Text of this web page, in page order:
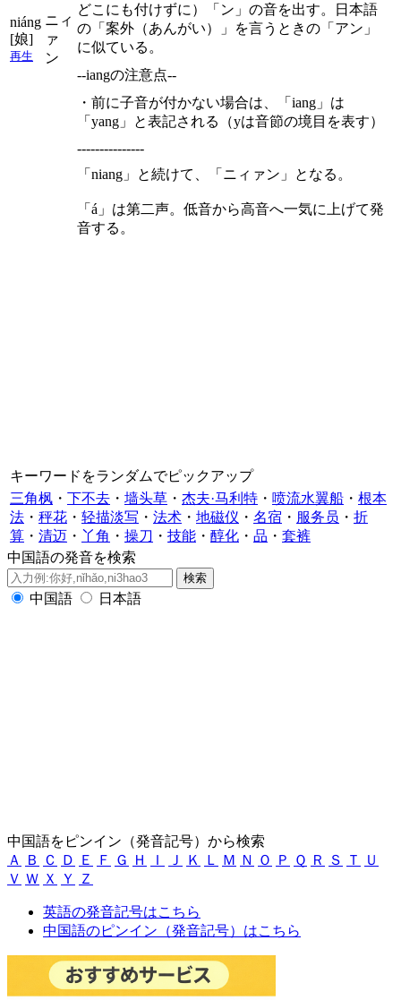
niáng
[娘]
再生
ニィ
ァ
ン
どこにも付けずに）「ン」の音を出す。日本語
の「案外（あんがい）」を言うときの「アン」
に似ている。
--iangの注意点--
・前に子音が付かない場合は、「iang」は
「yang」と表記される（yは音節の境目を表す）
---------------
「niang」と続けて、「ニィァン」となる。
「á」は第二声。低音から高音へ一気に上げて発
音する。
キーワードをランダムでピックアップ
三角枫 ・ 下不去 ・ 墙头草 ・ 杰夫·马利特 ・ 喷流水翼船 ・ 根本
法 ・ 秤花 ・ 轻描淡写 ・ 法术 ・ 地磁仪 ・ 名宿 ・ 服务员 ・ 折
算 ・ 清迈 ・ 丫角 ・ 操刀 ・ 技能 ・ 醇化 ・ 品 ・ 套裤
中国語の発音を検索
中国語 日本語
中国語をピンイン（発音記号）から検索
Ａ
Ｂ Ｃ Ｄ Ｅ Ｆ Ｇ Ｈ Ｉ Ｊ Ｋ Ｌ Ｍ Ｎ Ｏ Ｐ Ｑ Ｒ Ｓ Ｔ
Ｕ
Ｖ Ｗ Ｘ Ｙ Ｚ
英語の発音記号はこちら
中国語のピンイン（発音記号）はこちら